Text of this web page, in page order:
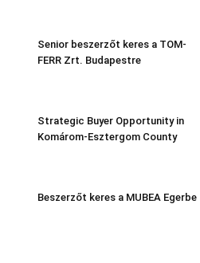
Senior beszerzőt keres a TOM-
FERR Zrt. Budapestre
Strategic Buyer Opportunity in
Komárom-Esztergom County
Beszerzőt keres a MUBEA Egerbe